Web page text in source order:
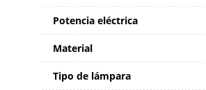
Potencia eléctrica
Material
Tipo de lámpara